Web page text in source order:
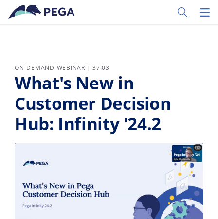
Zum Hauptinhalt wechseln
Toggle
ON-DEMAND-WEBINAR | 37:03
What's New in
Customer Decision
Hub: Infinity '24.2